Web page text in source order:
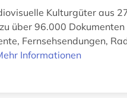
Kulturgüter aus
über 96.000
Fernsehsendungen,
Informationen